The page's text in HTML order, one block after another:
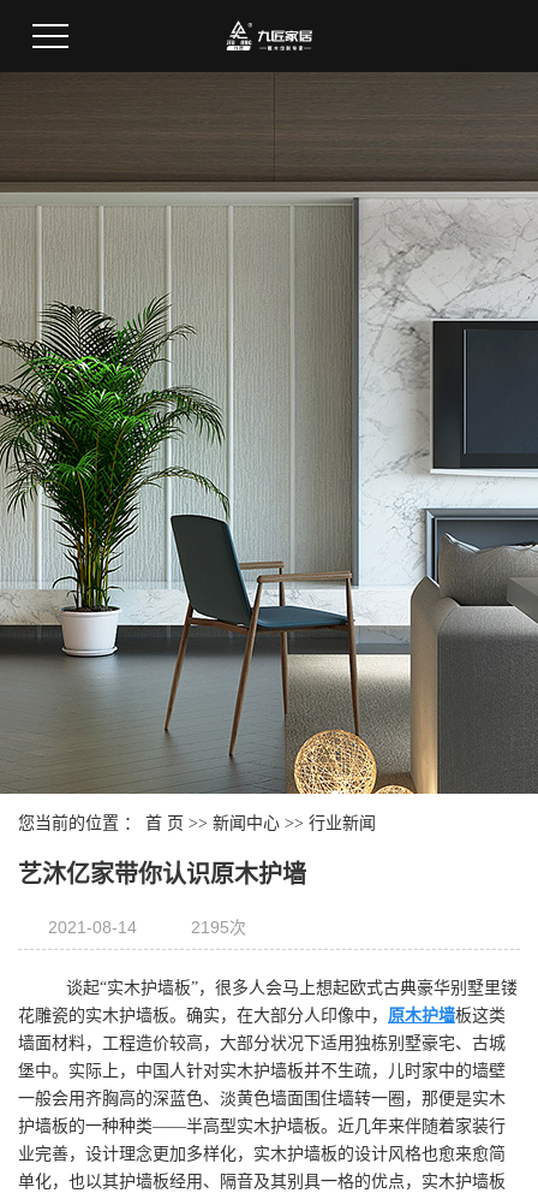
您当前的位置 ： 首 页 >> 新闻中心 >> 行业新闻
艺沐亿家带你认识原木护墙
2021-08-14 2195次
谈起“实木护墙板”，很多人会马上想起欧式古典豪华别墅里镂
花雕瓷的实木护墙板。确实，在大部分人印像中， 原木护墙板这类
墙面材料，工程造价较高，大部分状况下适用独栋别墅豪宅、古城
堡中。实际上，中国人针对实木护墙板并不生疏，儿时家中的墙壁
一般会用齐胸高的深蓝色、淡黄色墙面围住墙转一圈，那便是实木
护墙板的一种种类——半高型实木护墙板。近几年来伴随着家装行
业完善，设计理念更加多样化，实木护墙板的设计风格也愈来愈简
单化，也以其护墙板经用、隔音及其别具一格的优点，实木护墙板